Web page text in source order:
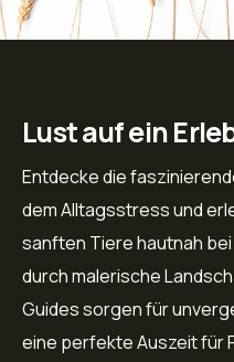
Lust auf ein
Entdecke die
dem Alltagsstress und
sanften Tiere hautnah
durch malerische
Guides sorgen für
eine perfekte Auszeit für